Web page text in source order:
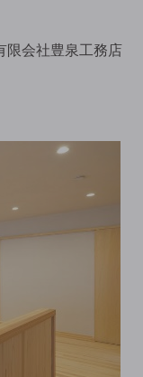
限会社豊泉工務店